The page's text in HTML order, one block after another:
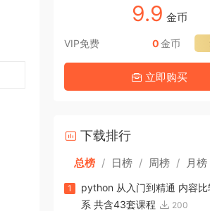
9.9 金币
VIP免费 0金币
立即购买
下载排行
总榜 / 日榜 / 周榜 / 月榜
1
python 从入门到精通 内容
系 共含43套课程
200